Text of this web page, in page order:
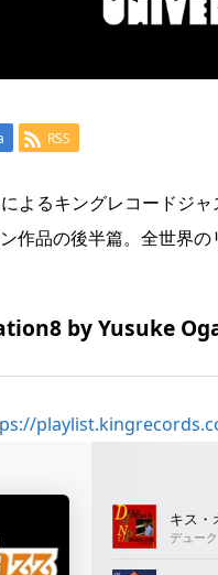
RSS
よるキングレコードジ
作品の後半篇。全世界の
by Yusuke